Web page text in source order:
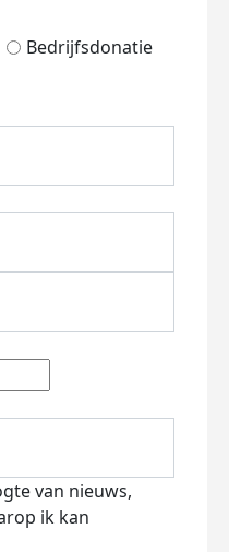
Bedrijfsdonatie
van nieuws,
ik kan